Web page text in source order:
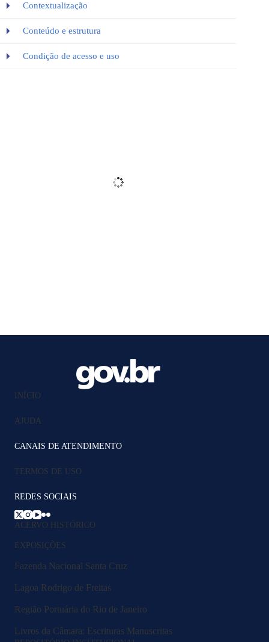
Contextualização
Conteúdo e estrutura
Condição de acesso e uso
INÍCIO
AJUDA
CANAIS DE ATENDIMENTO
TERMOS DE USO
REDES SOCIAIS
ACERVO HISTÓRICO
EXPOSIÇÕES
Fazenda Nacional Santa Cruz
Lagoa Rodrigo de Freitas
Região Portuária do Rio de Janeiro
Livros da Câmara: Escrituras Manuscritas